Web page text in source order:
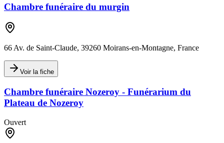
Chambre funéraire du murgin
66 Av. de Saint-Claude, 39260 Moirans-en-Montagne, France
Voir la fiche
Chambre funéraire Nozeroy - Funérarium du
Plateau de Nozeroy
Ouvert